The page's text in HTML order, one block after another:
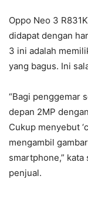
Oppo Neo 3
didapat dengan
3 ini adalah
yang bagus. Ini
“Bagi penggemar
depan 2MP
Cukup menyebut
mengambil
smartphone,” kata
penjual.